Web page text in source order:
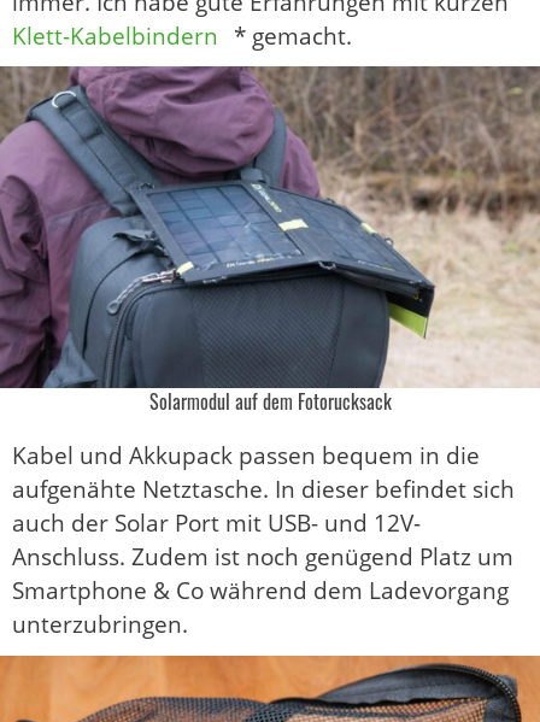
Klett-Kabelbindern * gemacht.
Solarmodul auf dem Fotorucksack
Kabel und Akkupack passen bequem in die
aufgenähte Netztasche. In dieser befindet sich
auch der Solar Port mit USB- und 12V-
Anschluss. Zudem ist noch genügend Platz um
Smartphone & Co während dem Ladevorgang
unterzubringen.